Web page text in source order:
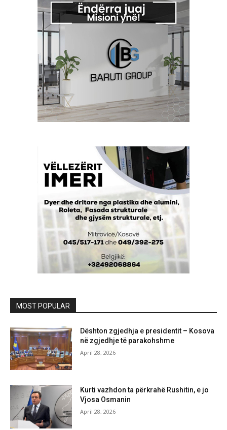
MOST POPULAR
Dështon zgjedhja e presidentit – Kosova
në zgjedhje të parakohshme
April 28, 2026
Kurti vazhdon ta përkrahë Rushitin, e jo
Vjosa Osmanin
April 28, 2026